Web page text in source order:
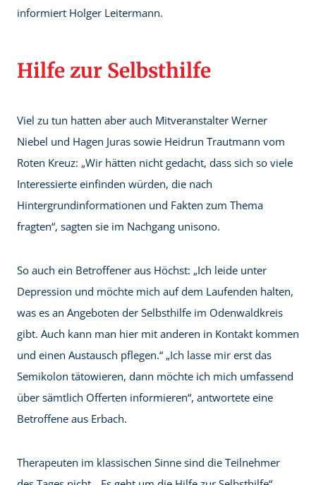
informiert Holger Leitermann.
Hilfe zur Selbsthilfe
Viel zu tun hatten aber auch Mitveranstalter Werner
Niebel und Hagen Juras sowie Heidrun Trautmann vom
Roten Kreuz: „Wir hätten nicht gedacht, dass sich so viele
Interessierte einfinden würden, die nach
Hintergrundinformationen und Fakten zum Thema
fragten“, sagten sie im Nachgang unisono.
So auch ein Betroffener aus Höchst: „Ich leide unter
Depression und möchte mich auf dem Laufenden halten,
was es an Angeboten der Selbsthilfe im Odenwaldkreis
gibt. Auch kann man hier mit anderen in Kontakt kommen
und einen Austausch pflegen.“ „Ich lasse mir erst das
Semikolon tätowieren, dann möchte ich mich umfassend
über sämtlich Offerten informieren“, antwortete eine
Betroffene aus Erbach.
Therapeuten im klassischen Sinne sind die Teilnehmer